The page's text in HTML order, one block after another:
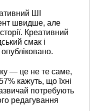
ШІ
швидше, але
Креативний
смак і
— це не те саме,
кажуть, що їхні
потребують
редагування